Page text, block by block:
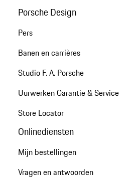
Porsche Design
Pers
Banen en carrières
Studio F. A. Porsche
Uurwerken Garantie & Service
Store Locator
Onlinediensten
Mijn bestellingen
Vragen en antwoorden